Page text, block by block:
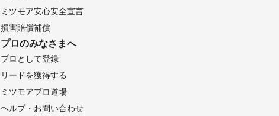
ミツモア安心安全宣言
損害賠償補償
プロのみなさまへ
プロとして登録
リードを獲得する
ミツモアプロ道場
ヘルプ・お問い合わせ